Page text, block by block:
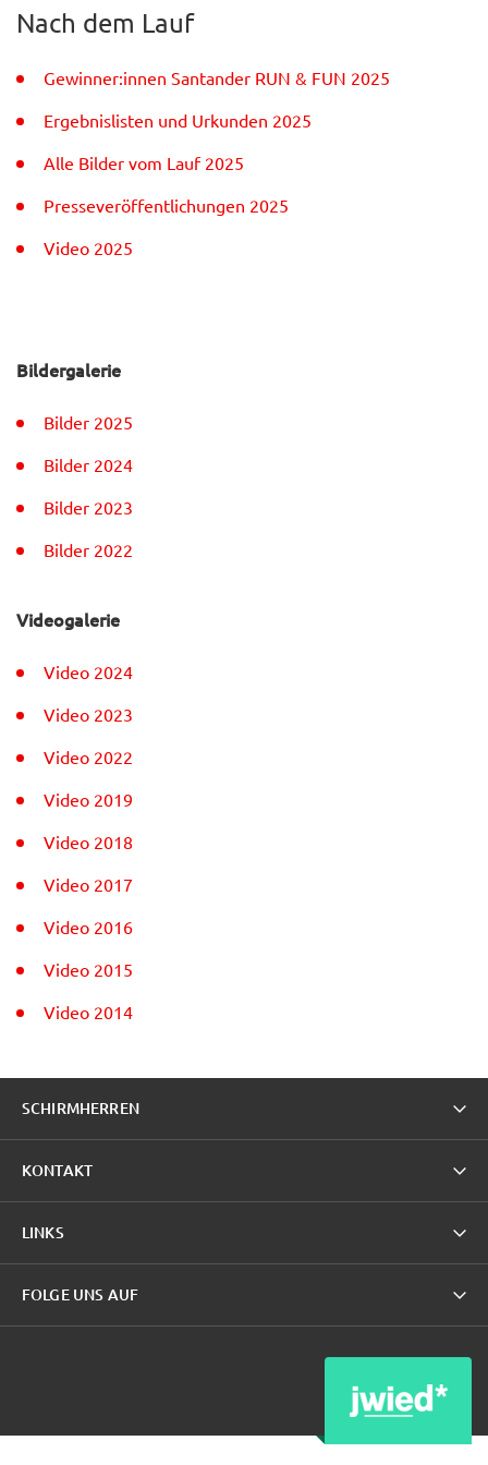
Nach dem Lauf
Gewinner:innen Santander RUN & FUN 2025
Ergebnislisten und Urkunden 2025
Alle Bilder vom Lauf 2025
Presseveröffentlichungen 2025
Video 2025
Bildergalerie
Bilder 2025
Bilder 2024
Bilder 2023
Bilder 2022
Videogalerie
Video 2024
Video 2023
Video 2022
Video 2019
Video 2018
Video 2017
Video 2016
Video 2015
Video 2014
SCHIRMHERREN
KONTAKT
LINKS
FOLGE UNS AUF